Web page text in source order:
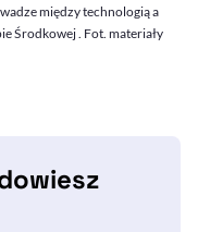
między technologią a
Środkowej . Fot. materiały